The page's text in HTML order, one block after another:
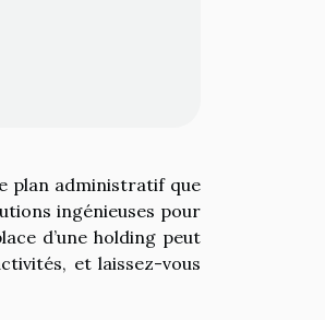
plan administratif que
ingénieuses pour
d’une holding peut
et laissez-vous